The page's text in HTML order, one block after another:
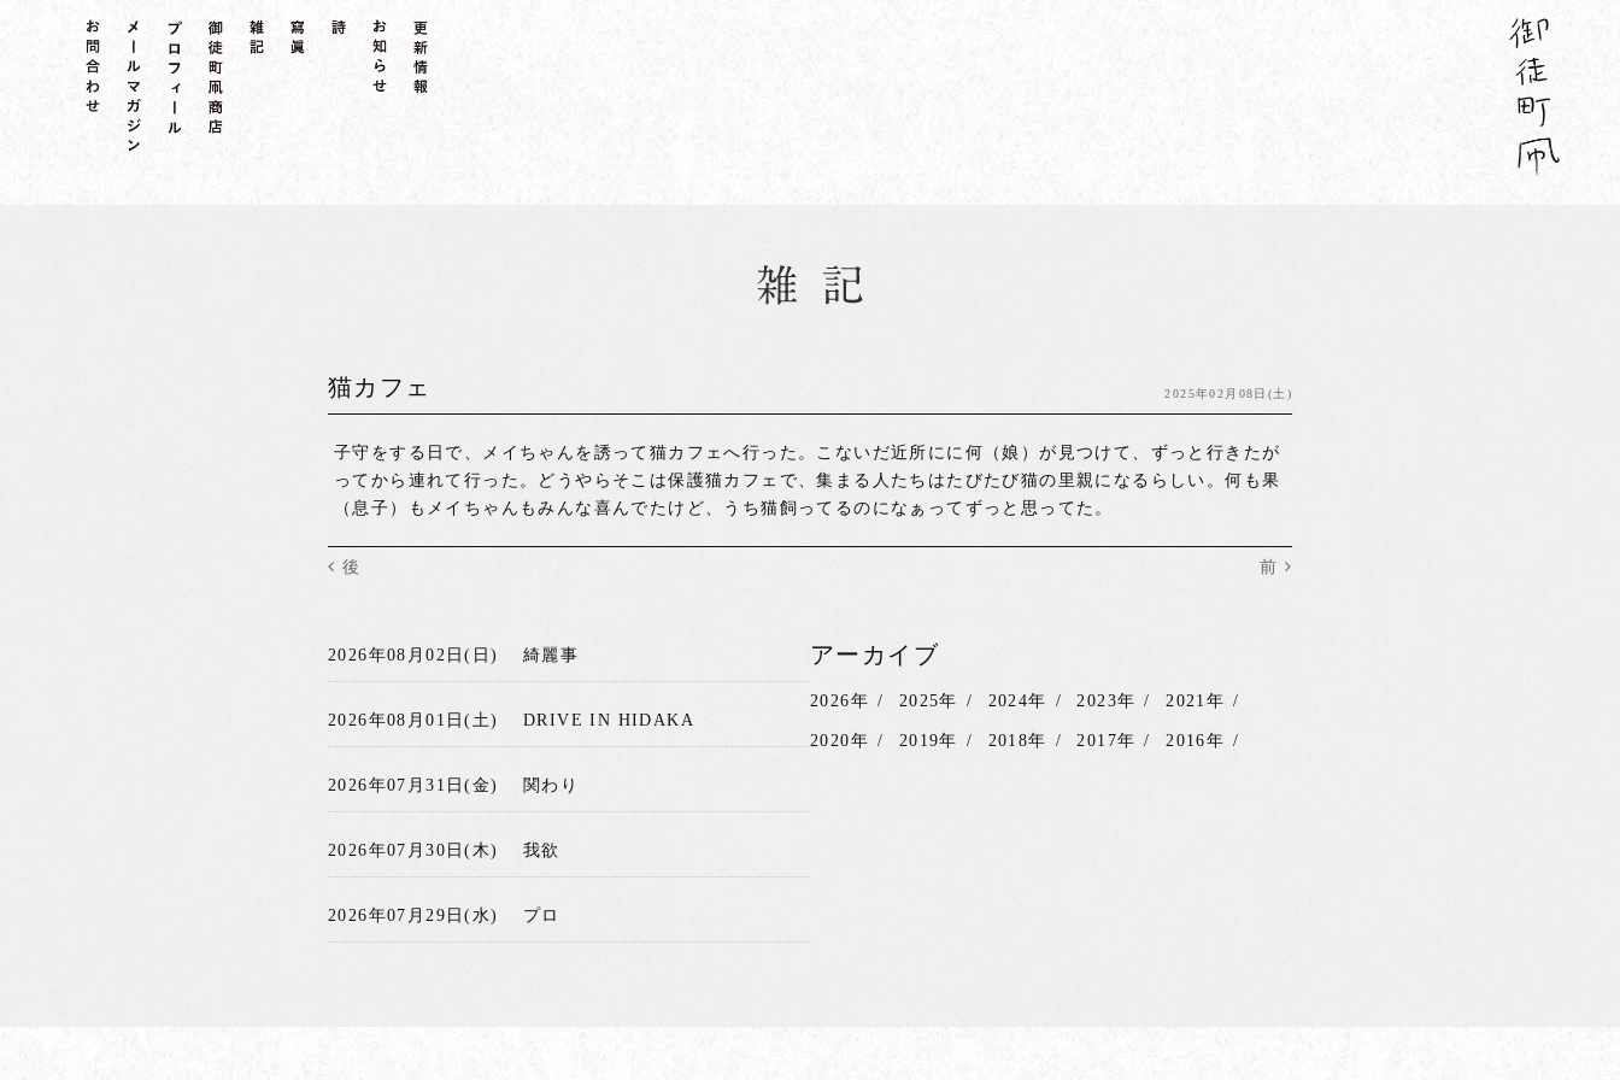
猫カフェ 2025年02月08日(土)
子守をする日で、メイちゃんを誘って猫カフェへ行った。こないだ近所にに何（娘）が見つけて、ずっと行きたが
ってから連れて行った。どうやらそこは保護猫カフェで、集まる人たちはたびたび猫の里親になるらしい。何も果
（息子）もメイちゃんもみんな喜んでたけど、うち猫飼ってるのになぁってずっと思ってた。
後 前
2026年08月02日(日) 綺麗事
2026年08月01日(土) DRIVE IN HIDAKA
2026年07月31日(金) 関わり
2026年07月30日(木) 我欲
2026年07月29日(水) プロ
アーカイブ
2026年 2025年 2024年 2023年 2021年
2020年 2019年 2018年 2017年 2016年